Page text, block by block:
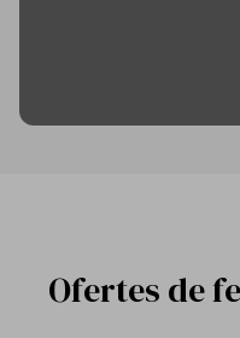
Ofertes de